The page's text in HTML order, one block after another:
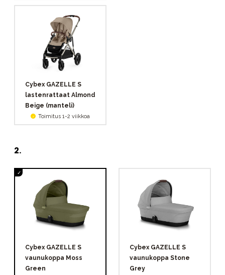
Cybex GAZELLE S
lastenrattaat Almond
Beige (manteli)
Toimitus 1-2 viikkoa
2.
Cybex GAZELLE S
vaunukoppa Moss
Green
Cybex GAZELLE S
vaunukoppa Stone
Grey